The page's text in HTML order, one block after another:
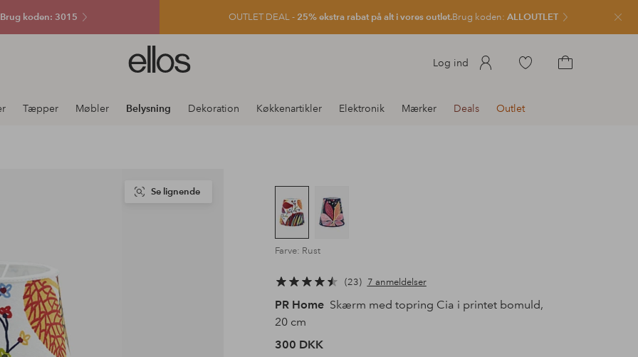
Brug koden: 3015 OUTLET DEAL - 25% ekstra rabat på alt i vores outlet.Brug koden: ALLOUTLET Luk
Ellos
logo
gå
Log ind
Gå
produkter
Tæpper Møbler Belysning Dekoration Køkkenartikler Elektronik Mærker Deals Outlet
Se lignende
Farve: Rust
23 7 anmeldelser
PR Home Skærm med topring Cia i printet bomuld,
20 cm
300 DKK